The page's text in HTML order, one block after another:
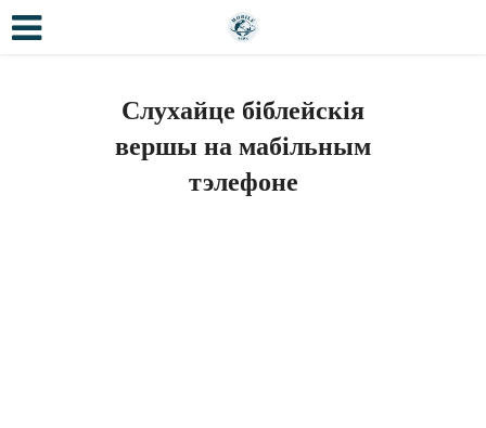
Слухайце біблейскія
вершы на мабільным
тэлефоне